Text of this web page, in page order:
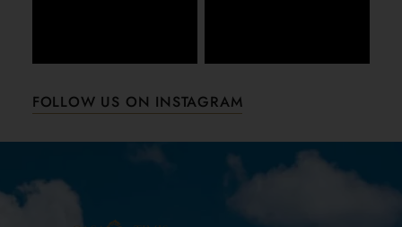
FOLLOW US ON INSTAGRAM